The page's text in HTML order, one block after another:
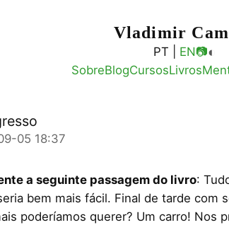
Vladimir
PT | EN📷◐
SobreBlogCursosLivros
05 18:37
a seguinte passagem do livro:
bem mais fácil. Final de tarde com
poderíamos querer? Um carro! Nos